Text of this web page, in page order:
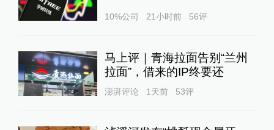
10%公司 21小时前 56评
马上评｜青海拉面告别“兰州
拉面”，借来的IP终要还
澎湃评论 1天前 53评